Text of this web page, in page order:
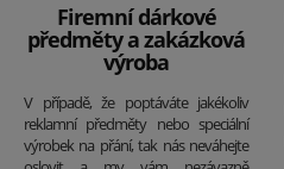
Firemní dárkové
předměty a zakázková
výroba
V případě, že poptáváte jakékoliv
reklamní předměty nebo speciální
výrobek na přání, tak nás neváhejte